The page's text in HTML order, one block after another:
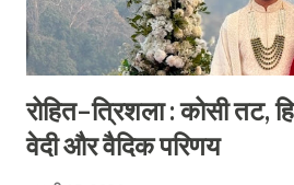
रोहित–त्रिशला : कोसी तट,
वेदी और वैदिक परिणय